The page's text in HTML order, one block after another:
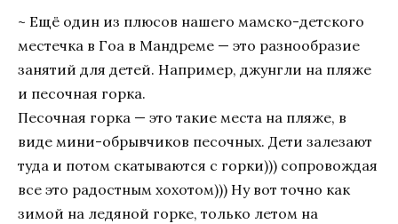
~ Ещё один из плюсов нашего мамско-детского
местечка в Гоа в Мандреме — это разнообразие
занятий для детей. Например, джунгли на пляже
и песочная горка.
Песочная горка — это такие места на пляже, в
виде мини-обрывчиков песочных. Дети залезают
туда и потом скатываются с горки))) сопровождая
все это радостным хохотом))) Ну вот точно как
зимой на ледяной горке, только летом на